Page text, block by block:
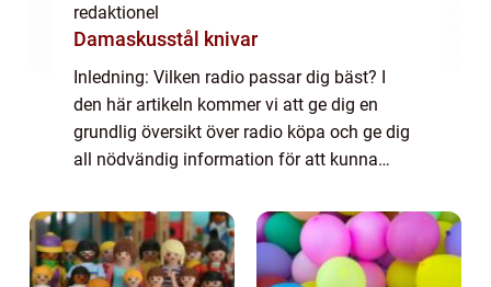
redaktionel
Damaskusstål knivar
Inledning: Vilken radio passar dig bäst? I
den här artikeln kommer vi att ge dig en
grundlig översikt över radio köpa och ge dig
all nödvändig information för att kunna
utforska olika typer av radioapparater...